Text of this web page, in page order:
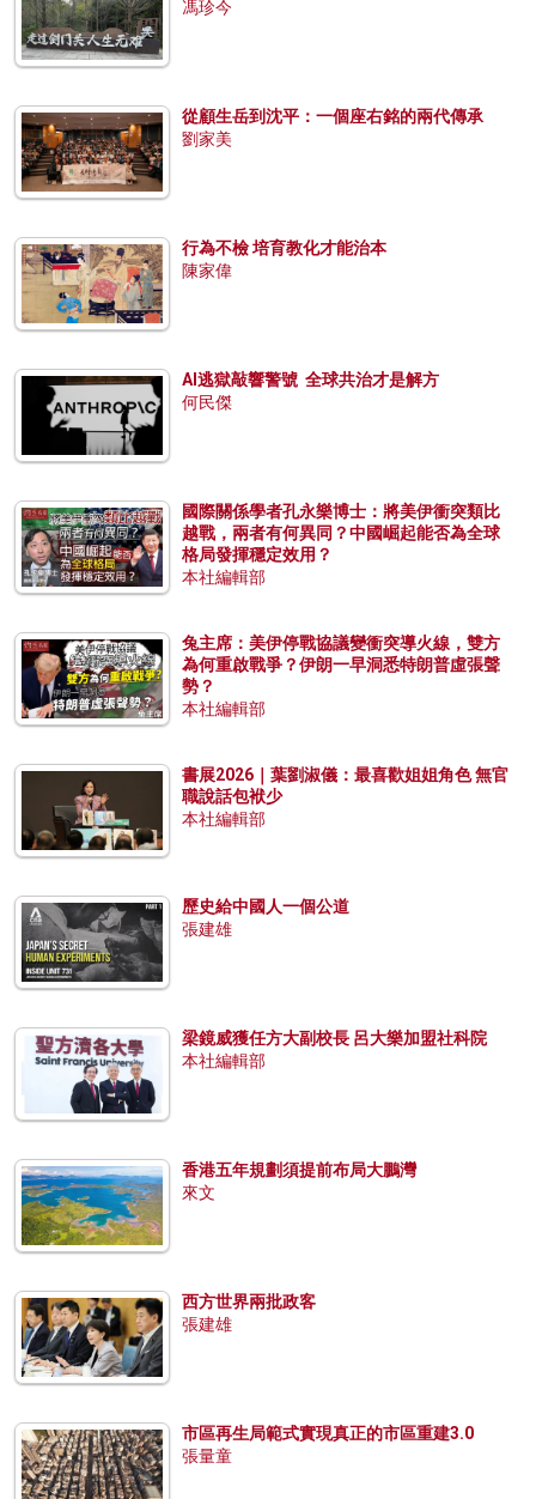
馮珍今
從顧生岳到沈平：一個座右銘的兩代傳承
劉家美
行為不檢 培育教化才能治本
陳家偉
AI逃獄敲響警號 全球共治才是解方
何民傑
國際關係學者孔永樂博士：將美伊衝突類比
越戰，兩者有何異同？中國崛起能否為全球
格局發揮穩定效用？
本社編輯部
兔主席：美伊停戰協議變衝突導火線，雙方
為何重啟戰爭？伊朗一早洞悉特朗普虛張聲
勢？
本社編輯部
書展2026｜葉劉淑儀：最喜歡姐姐角色 無官
職說話包袱少
本社編輯部
歷史給中國人一個公道
張建雄
梁鏡威獲任方大副校長 呂大樂加盟社科院
本社編輯部
香港五年規劃須提前布局大鵬灣
來文
西方世界兩批政客
張建雄
市區再生局範式實現真正的市區重建3.0
張量童